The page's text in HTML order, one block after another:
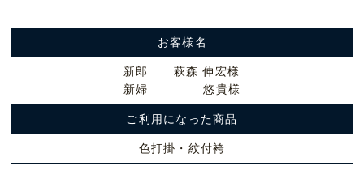
お客様名
新郎 萩森 伸宏様
新婦 悠貴様
ご利用になった商品
色打掛・紋付袴